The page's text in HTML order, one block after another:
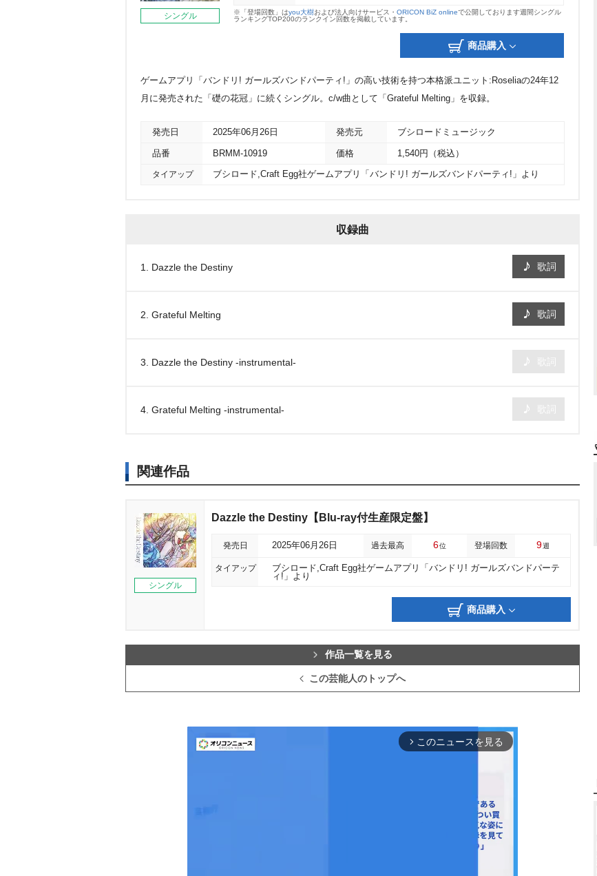
シングル ※「登場回数」はyou大樹および法人向けサービス・ ORICON BiZ onlineで公開しております週間シングル
ランキングTOP200のランクイン回数を掲載しています。
商品購入
ゲームアプリ「バンドリ! ガールズバンドパーティ!」の高い技術を持つ本格派ユニット:Roseliaの24年12
月に発売された「礎の花冠」に続くシングル。c/w曲として「Grateful Melting」を収録。
発売日 2025年06月26日 発売元 ブシロードミュージック
品番 BRMM-10919 価格 1,540円（税込）
タイアップ ブシロード,Craft Egg社ゲームアプリ「バンドリ! ガールズバンドパーティ!」より
収録曲
1. Dazzle the Destiny 歌詞
2. Grateful Melting 歌詞
3. Dazzle the Destiny -instrumental-
4. Grateful Melting -instrumental-
関連作品
シングル
Dazzle the Destiny【Blu-ray付生産限定盤】
発売日 2025年06月26日 過去最高 6位 登場回数 9週
タイアップ
ブシロード,Craft Egg社ゲームアプリ「バンドリ! ガールズバンドパーテ
ィ!」より
商品購入
作品一覧を見る
この芸能人のトップへ
arrow_forward_ios このニュースを見る